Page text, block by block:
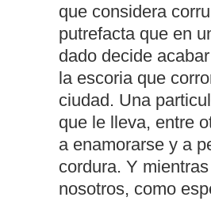
que considera
putrefacta que en
dado decide
la escoria que
ciudad. Una
que le lleva, entre
a enamorarse y a
cordura. Y
nosotros, como